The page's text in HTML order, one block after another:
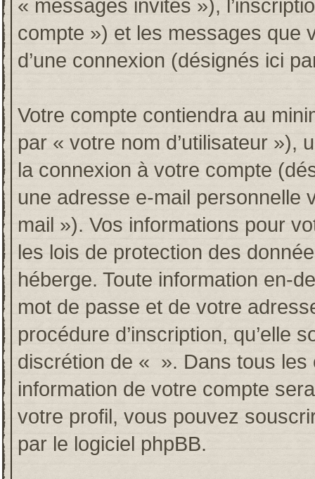
« messages invités »),
compte ») et les messages que
d’une connexion (désignés ici
Votre compte contiendra au
par « votre nom d’utilisateur »),
la connexion à votre compte
une adresse e-mail personnelle
mail »). Vos informations pour
les lois de protection des
héberge. Toute information en-
mot de passe et de votre
procédure d’inscription, qu’elle
discrétion de « ». Dans tous
information de votre compte
votre profil, vous pouvez
par le logiciel phpBB.